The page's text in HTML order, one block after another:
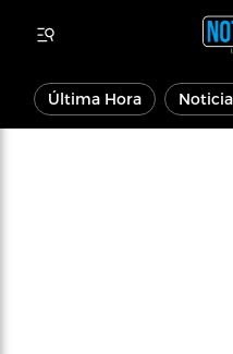
Última Hora